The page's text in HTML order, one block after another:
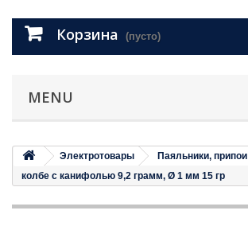
Корзина (пусто)
MENU
Электротовары Паяльники, припои
колбе с канифолью 9,2 грамм, Ø 1 мм 15 гр